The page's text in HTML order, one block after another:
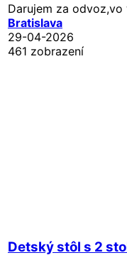
Darujem za
Bratislava
29-04-2026
461 zobrazení
Detský stôl s 2